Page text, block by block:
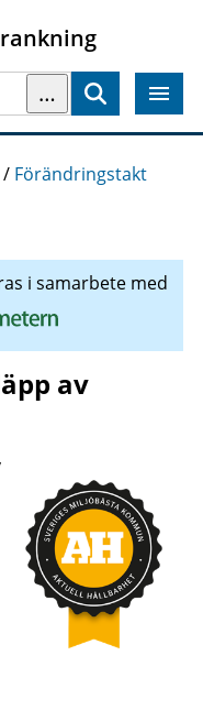
…
/ Förändringstakt
i samarbete med
av